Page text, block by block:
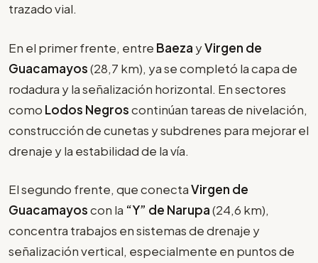
trazado vial.
En el primer frente, entre Baeza yVirgen de
Guacamayos(28,7 km), ya se completó la capa de
rodadura y la señalización horizontal. En sectores
como Lodos Negroscontinúan tareas de nivelación,
construcción de cunetas y subdrenes para mejorar el
drenaje y la estabilidad de la vía.
El segundo frente, que conectaVirgen de
Guacamayoscon la “Y” de Narupa(24,6 km),
concentra trabajos en sistemas de drenaje y
señalización vertical, especialmente en puntos de